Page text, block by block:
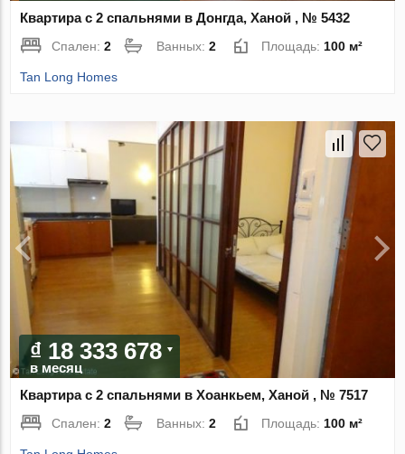
Квартира с 2 спальнями в Донгда, Ханой , № 5432
Спален:2 Ванных:2 Площадь: 100 м²
Tan Long Homes
₫ 18 333 678
в месяц
Квартира с 2 спальнями в Хоанкьем, Ханой , № 7517
Спален:2 Ванных:2 Площадь: 100 м²